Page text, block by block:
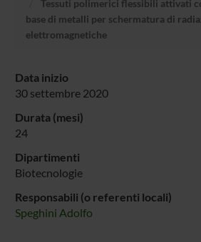
Tessuti polimerici flessibili attivati
base di metalli per schermatura di
elettromagnetiche
Data inizio
30 settembre 2020
Durata (mesi)
24
Dipartimenti
Biotecnologie
Responsabili (o referenti locali)
Speghini Adolfo